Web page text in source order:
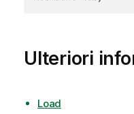
Ulteriori
Load